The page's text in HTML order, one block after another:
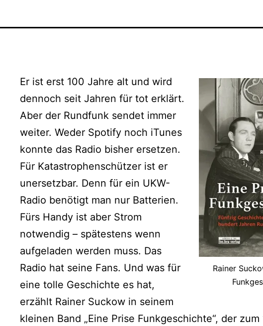
Rainer
Er ist erst 100 Jahre alt und wird
dennoch seit Jahren für tot erklärt.
Aber der Rundfunk sendet immer
weiter. Weder Spotify noch iTunes
konnte das Radio bisher ersetzen.
Für Katastrophenschützer ist er
unersetzbar. Denn für ein UKW-
Radio benötigt man nur Batterien.
Fürs Handy ist aber Strom
notwendig – spätestens wenn
aufgeladen werden muss. Das
Radio hat seine Fans. Und was für
eine tolle Geschichte es hat,
erzählt Rainer Suckow in seinem
kleinen Band „Eine Prise Funkgeschichte“, der zum